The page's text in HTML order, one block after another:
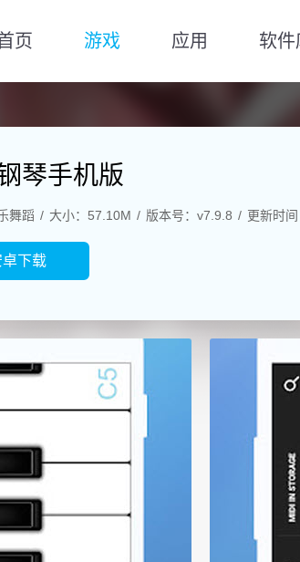
页 游戏 应用 软件
琴手机版
舞蹈 大小：57.10M 版本号：v7.9.8 更新时
卓下载